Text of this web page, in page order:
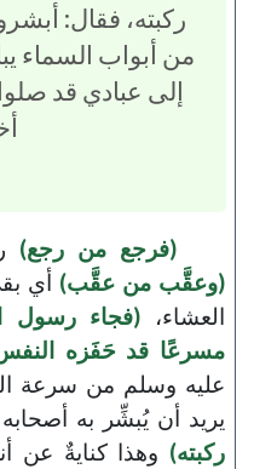
ركبته، فقال:
من أبواب السماء
إلى عبادي قد
(فرجع من رجع)
(وعقَّب من عقَّب) أي
العشاء، (فجاء رسول
مسرعًا قد حَفَزه
عليه وسلم من سرعة
يريد أن يُبشِّر به
ركبته) وهذا كنايةٌ عن